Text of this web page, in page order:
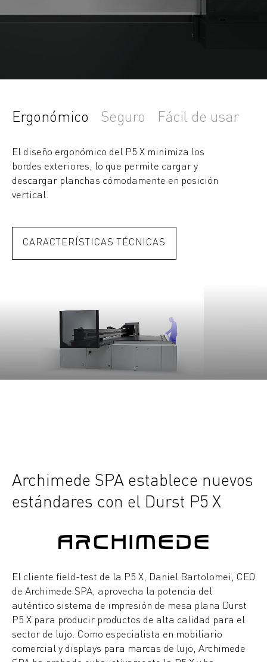
Ergonómico Seguro Fácil de usar
El diseño ergonómico del P5 X minimiza los
bordes exteriores, lo que permite cargar y
descargar planchas cómodamente en posición
vertical.
CARACTERÍSTICAS TÉCNICAS
Archimede SPA establece nuevos
estándares con el Durst P5 X
El cliente field-test de la P5 X, Daniel Bartolomei, CEO
de Archimede SPA, aprovecha la potencia del
auténtico sistema de impresión de mesa plana Durst
P5 X para producir productos de alta calidad para el
sector de lujo. Como especialista en mobiliario
comercial y displays para marcas de lujo, Archimede